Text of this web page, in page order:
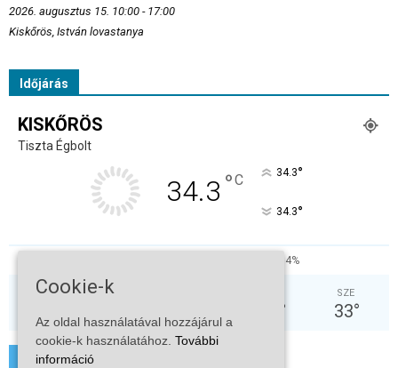
2026. augusztus 15. 10:00 - 17:00
Kiskőrös, István lovastanya
Időjárás
KISKŐRÖS
Tiszta Égbolt
34.3 °C 34.3°
34.3°
4%
SZO
°
SZE
33°
További hírek
Cookie-k
Az oldal használatával hozzájárul a
cookie-k használatához. További
információ